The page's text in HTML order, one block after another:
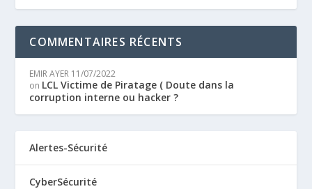
COMMENTAIRES RÉCENTS
EMIR AYER 11/07/2022
on LCL Victime de Piratage ( Doute dans la
corruption interne ou hacker ?
Alertes-Sécurité
CyberSécurité